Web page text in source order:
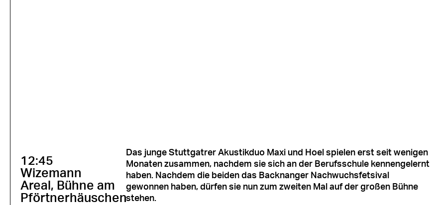
12:45
Wizemann
Areal, Bühne am
Pförtnerhäuschen
Das junge Stuttgatrer Akustikduo Maxi und Hoel spielen erst seit wenigen
Monaten zusammen, nachdem sie sich an der Berufsschule kennengelernt
haben. Nachdem die beiden das Backnanger Nachwuchsfetsival
gewonnen haben, dürfen sie nun zum zweiten Mal auf der großen Bühne
stehen.